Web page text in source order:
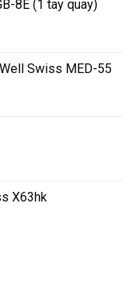
8E (1 tay quay)
Swiss MED-55
X63hk